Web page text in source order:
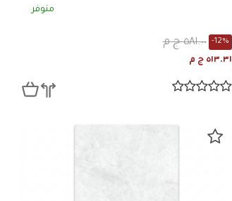
متوفر
٥٨١.٠٠ ج م -12%
٥١٣.٣١ ج م